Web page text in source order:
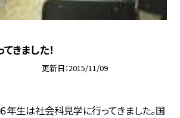
きました！
更新日 2015/11/09
６年生は社会科見学に行ってきました。国